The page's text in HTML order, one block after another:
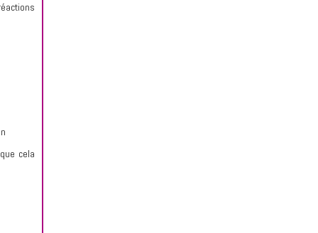
cela